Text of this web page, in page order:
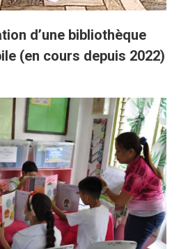
d’une bibliothèque
(en cours depuis 2022)